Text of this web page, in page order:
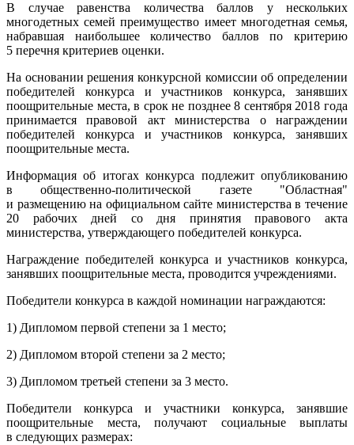
В случае равенства количества баллов у нескольких
многодетных семей преимущество имеет многодетная семья,
набравшая наибольшее количество баллов по критерию
5 перечня критериев оценки.
На основании решения конкурсной комиссии об определении
победителей конкурса и участников конкурса, занявших
поощрительные места, в срок не позднее 8 сентября 2018 года
принимается правовой акт министерства о награждении
победителей конкурса и участников конкурса, занявших
поощрительные места.
Информация об итогах конкурса подлежит опубликованию
в общественно-политической газете "Областная"
и размещению на официальном сайте министерства в течение
20 рабочих дней со дня принятия правового акта
министерства, утверждающего победителей конкурса.
Награждение победителей конкурса и участников конкурса,
занявших поощрительные места, проводится учреждениями.
Победители конкурса в каждой номинации награждаются:
1) Дипломом первой степени за 1 место;
2) Дипломом второй степени за 2 место;
3) Дипломом третьей степени за 3 место.
Победители конкурса и участники конкурса, занявшие
поощрительные места, получают социальные выплаты
в следующих размерах: